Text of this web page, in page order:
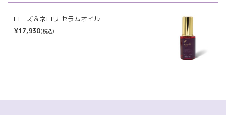
ローズ＆ネロリ セラムオイル
¥17,930(税込)